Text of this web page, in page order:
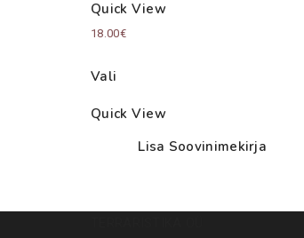
Quick View
18.00€
Vali
Quick View
Lisa Soovinimekirja